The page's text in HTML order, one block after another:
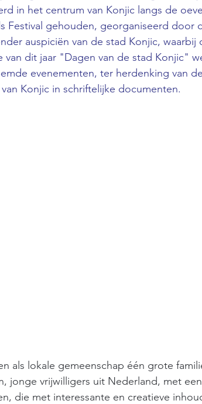
in het centrum van Konjic langs de
Festival gehouden, georganiseerd
auspiciën van de stad Konjic,
van dit jaar "Dagen van de stad Konjic"
evenementen, ter herdenking van
Konjic in schriftelijke documenten.
als lokale gemeenschap één grote
jonge vrijwilligers uit Nederland, met
die met interessante en creatieve